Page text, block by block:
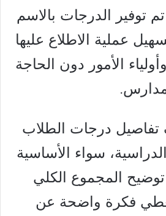
توفير الدرجات بالاسم
عملية الاطلاع عليها
الأمور دون الحاجة
درجات الطلاب
سواء الأساسية
توضيح المجموع الكلي
فكرة واضحة عن